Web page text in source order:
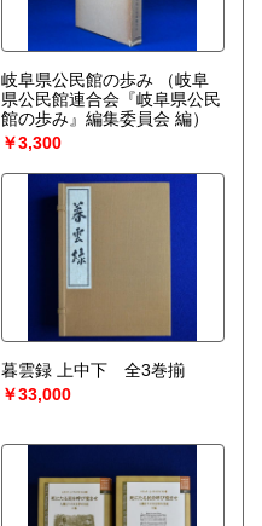
岐阜県公民館の歩み
（岐阜
県公民館連合会『岐阜県公民
館の歩み』編集委員会 編）
￥3,300
暮雲録 上中下 全3巻揃
￥33,000